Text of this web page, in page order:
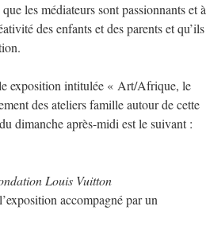
les médiateurs sont passionnants et à
des enfants et des parents et qu’ils
exposition intitulée « Art/Afrique, le
des ateliers famille autour de cette
dimanche après-midi est le suivant :
Louis Vuitton
accompagné par un